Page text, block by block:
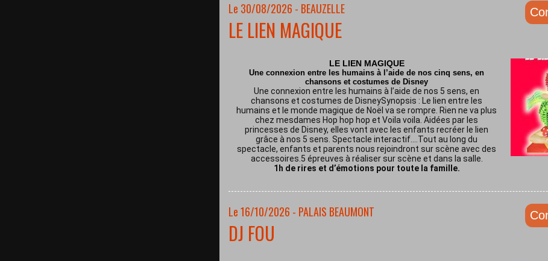
Le 30/08/2026 - BEAUZELLE
LE LIEN MAGIQUE
LE LIEN MAGIQUE
Une connexion entre les humains à l’aide de nos cinq sens, en
chansons et costumes de Disney
Une connexion entre les humains à l’aide de nos 5 sens, en
chansons et costumes de DisneySynopsis : Le lien entre les
humains et le monde magique de Noël va se rompre. Rien ne va plus
chez mesdames Hop hop hop et Voila voila. Aidées par les
princesses de Disney, elles vont avec les enfants recréer le lien
grâce à nos 5 sens. Spectacle interactif.…Tout au long du
spectacle, enfants et parents nous rejoindront sur scène avec des
accessoires.5 épreuves à réaliser sur scène et dans la salle.
1h de rires et d’émotions pour toute la famille.
Le 16/10/2026 - PALAIS BEAUMONT
DJ FOU